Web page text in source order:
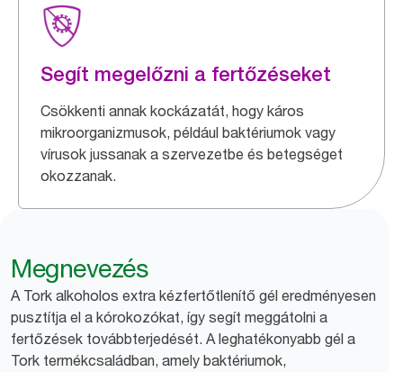
Segít megelőzni a fertőzéseket
Csökkenti annak kockázatát, hogy káros
mikroorganizmusok, például baktériumok vagy
vírusok jussanak a szervezetbe és betegséget
okozzanak.
Megnevezés
A Tork alkoholos extra kézfertőtlenítő gél eredményesen
pusztítja el a kórokozókat, így segít meggátolni a
fertőzések továbbterjedését. A leghatékonyabb gél a
Tork termékcsaládban, amely baktériumok,